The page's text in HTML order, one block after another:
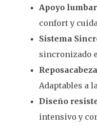
Apoyo
confort y
Sistema
sincronizado
Adaptables a
Diseño
intensivo y